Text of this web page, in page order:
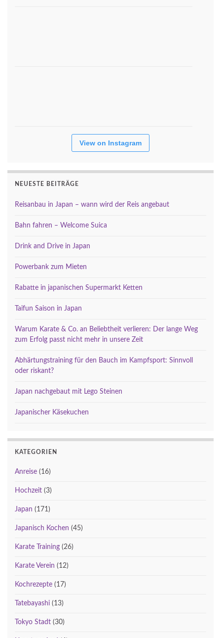
View on Instagram
NEUESTE BEITRÄGE
Reisanbau in Japan – wann wird der Reis angebaut
Bahn fahren – Welcome Suica
Drink and Drive in Japan
Powerbank zum Mieten
Rabatte in japanischen Supermarkt Ketten
Taifun Saison in Japan
Warum Karate & Co. an Beliebtheit verlieren: Der lange Weg
zum Erfolg passt nicht mehr in unsere Zeit
Abhärtungstraining für den Bauch im Kampfsport: Sinnvoll
oder riskant?
Japan nachgebaut mit Lego Steinen
Japanischer Käsekuchen
KATEGORIEN
Anreise (16)
Hochzeit (3)
Japan (171)
Japanisch Kochen (45)
Karate Training (26)
Karate Verein (12)
Kochrezepte (17)
Tatebayashi (13)
Tokyo Stadt (30)